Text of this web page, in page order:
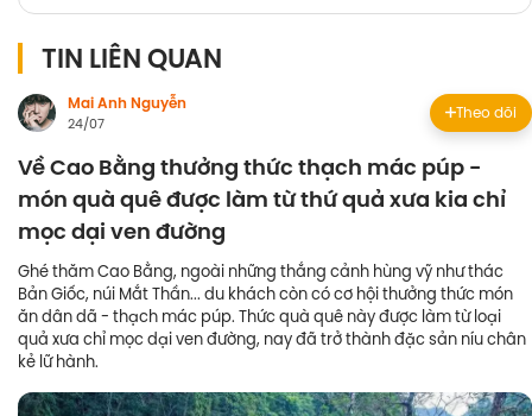
TIN LIÊN QUAN
Mai Anh Nguyễn
24/07
Theo dõi
Về Cao Bằng thưởng thức thạch mác púp -
món quà quê được làm từ thứ quả xưa kia chỉ
mọc dại ven đường
Ghé thăm Cao Bằng, ngoài những thắng cảnh hùng vỹ như thác
Bản Giốc, núi Mắt Thần... du khách còn có cơ hội thưởng thức món
ăn dân dã - thạch mác púp. Thức quà quê này được làm từ loại
quả xưa chỉ mọc dại ven đường, nay đã trở thành đặc sản níu chân
kẻ lữ hành.